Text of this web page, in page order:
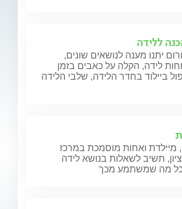
ללידה
יתנו מענה לנושאים שונים,
לידה, הקלה על כאבים בזמן
ביילוד בחדר הלידה, שלבי הלידה
מיילדת ואחות מוסמכת במרכז
תשיב לשאלות בנושא לידה
כל מה שמשתמע מכך